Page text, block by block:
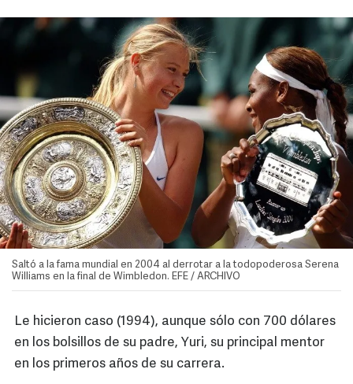
Saltó a la fama mundial en 2004 al derrotar a la todopoderosa Serena
Williams en la final de Wimbledon. EFE / ARCHIVO
Le hicieron caso (1994), aunque sólo con 700 dólares
en los bolsillos de su padre, Yuri, su principal mentor
en los primeros años de su carrera.